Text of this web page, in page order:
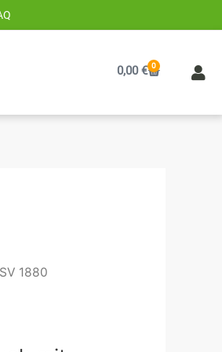
0,00€ 0
Warenkorb
1880